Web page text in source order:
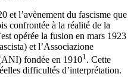
et l’avènement du fascisme que
confrontée à la réalité de la
opérée la fusion en mars 1923
) et l’Associazione
fondée en 19101. Cette
difficultés d’interprétation.